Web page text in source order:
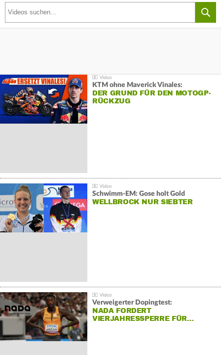
KTM ohne Maverick Vinales:
DER GRUND FÜR DEN MOTOGP-
RÜCKZUG
Schwimm-EM: Gose holt Gold
WELLBROCK NUR SIEBTER
Verweigerter Dopingtest:
NADA FORDERT
VIERJAHRESSPERRE FÜR…